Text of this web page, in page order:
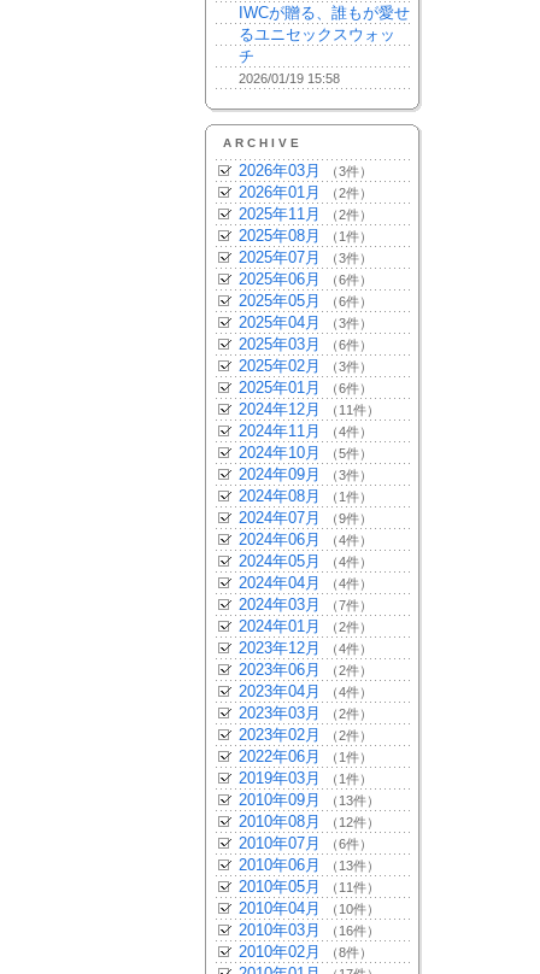
IWCが贈る、誰もが愛せ
るユニセックスウォッ
チ
2026/01/19 15:58
ARCHIVE
2026年03月 （3件）
2026年01月 （2件）
2025年11月 （2件）
2025年08月 （1件）
2025年07月 （3件）
2025年06月 （6件）
2025年05月 （6件）
2025年04月 （3件）
2025年03月 （6件）
2025年02月 （3件）
2025年01月 （6件）
2024年12月 （11件）
2024年11月 （4件）
2024年10月 （5件）
2024年09月 （3件）
2024年08月 （1件）
2024年07月 （9件）
2024年06月 （4件）
2024年05月 （4件）
2024年04月 （4件）
2024年03月 （7件）
2024年01月 （2件）
2023年12月 （4件）
2023年06月 （2件）
2023年04月 （4件）
2023年03月 （2件）
2023年02月 （2件）
2022年06月 （1件）
2019年03月 （1件）
2010年09月 （13件）
2010年08月 （12件）
2010年07月 （6件）
2010年06月 （13件）
2010年05月 （11件）
2010年04月 （10件）
2010年03月 （16件）
2010年02月 （8件）